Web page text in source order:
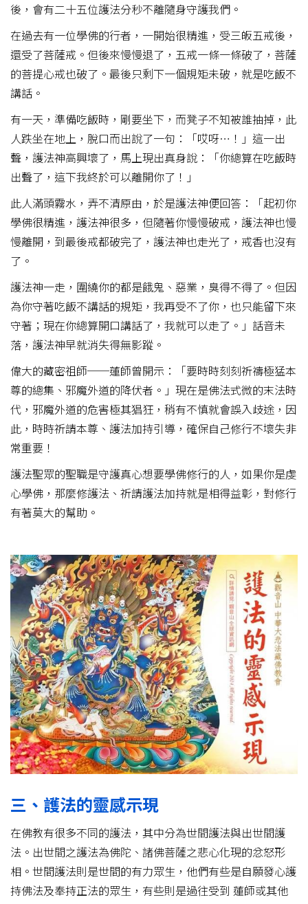
後，會有二十五位護法分秒不離隨身守護我們。
在過去有一位學佛的行者，一開始很精進，受三皈五戒後，
還受了菩薩戒。但後來慢慢退了，五戒一條一條破了，菩薩
的菩提心戒也破了。最後只剩下一個規矩未破，就是吃飯不
講話。
有一天，準備吃飯時，剛要坐下，而凳子不知被誰抽掉，此
人跌坐在地上，脫口而出說了一句：「哎呀…！」這一出
聲，護法神高興壞了，馬上現出真身說：「你總算在吃飯時
出聲了，這下我終於可以離開你了！」
此人滿頭霧水，弄不清原由，於是護法神便回答：「起初你
學佛很精進，護法神很多，但隨著你慢慢破戒，護法神也慢
慢離開，到最後戒都破完了，護法神也走光了，戒香也沒有
了。
護法神一走，圍繞你的都是餓鬼、惡業，臭得不得了。但因
為你守著吃飯不講話的規矩，我再受不了你，也只能留下來
守著；現在你總算開口講話了，我就可以走了。」話音未
落，護法神早就消失得無影蹤。
偉大的藏密祖師──蓮師曾開示：「要時時刻刻祈禱極猛本
尊的總集、邪魔外道的降伏者。」現在是佛法式微的末法時
代，邪魔外道的危害極其猖狂，稍有不慎就會誤入歧途，因
此，時時祈請本尊、護法加持引導，確保自己修行不壞失非
常重要！
護法聖眾的聖職是守護真心想要學佛修行的人，如果你是虔
心學佛，那麼修護法、祈請護法加持就是相得益彰，對修行
有著莫大的幫助。
三、護法的靈感示現
在佛教有很多不同的護法，其中分為世間護法與出世間護
法。出世間之護法為佛陀、諸佛菩薩之悲心化現的忿怒形
相。世間護法則是世間的有力眾生，他們有些是自願發心護
持佛法及奉持正法的眾生，有些則是過往受到 蓮師或其他